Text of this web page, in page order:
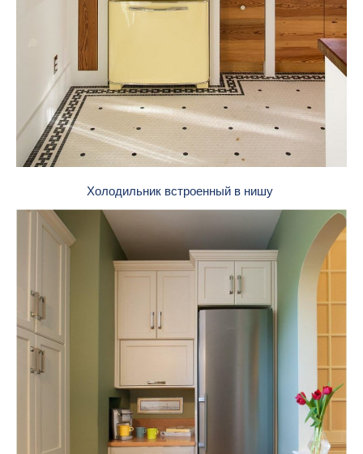
Холодильник встроенный в нишу